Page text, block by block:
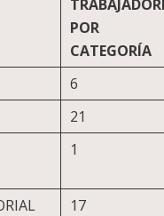
POR
CATEGORÍA
6
21
1
17